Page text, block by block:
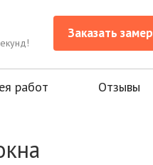
Заказать замер
работ Отзывы